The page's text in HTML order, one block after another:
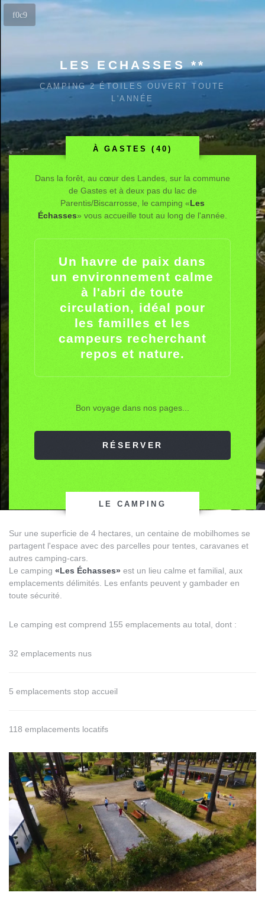
LES ECHASSES **
CAMPING 2 ÉTOILES OUVERT TOUTE
L'ANNÉE
À GASTES (40)
Dans la forêt, au cœur des Landes, sur la commune
de Gastes et à deux pas du lac de
Parentis/Biscarrosse, le camping «Les
Échasses» vous accueille tout au long de l'année.
Un havre de paix dans
un environnement calme
à l'abri de toute
circulation, idéal pour
les familles et les
campeurs recherchant
repos et nature.
Bon voyage dans nos pages...
RÉSERVER
LE CAMPING
Sur une superficie de 4 hectares, un centaine de mobilhomes se
partagent l'espace avec des parcelles pour tentes, caravanes et
autres camping-cars.
Le camping «Les Échasses» est un lieu calme et familial, aux
emplacements délimités. Les enfants peuvent y gambader en
toute sécurité.
Le camping est comprend 155 emplacements au total, dont :
32 emplacements nus
5 emplacements stop accueil
118 emplacements locatifs